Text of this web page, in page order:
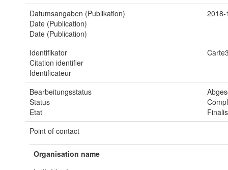
Datumsangaben (Publikation)
Date (Publication)
Date (Publication)
2018-
Identifikator
Citation identifier
Identificateur
Bearbeitungsstatus
Status
Etat
Point of contact
Organisation name